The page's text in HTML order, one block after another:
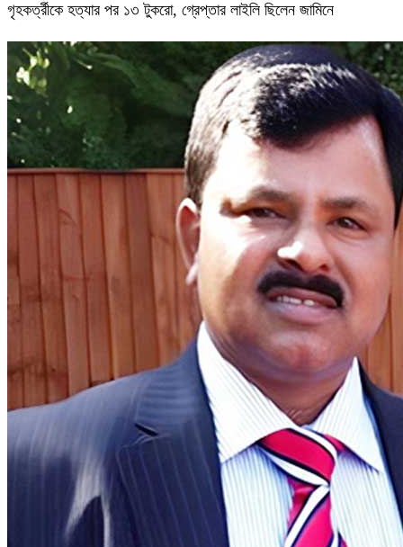
গৃহকর্ত্রীকে হত্যার পর ১৩ টুকরো, গ্রেপ্তার লাইলি ছিলেন জামিনে